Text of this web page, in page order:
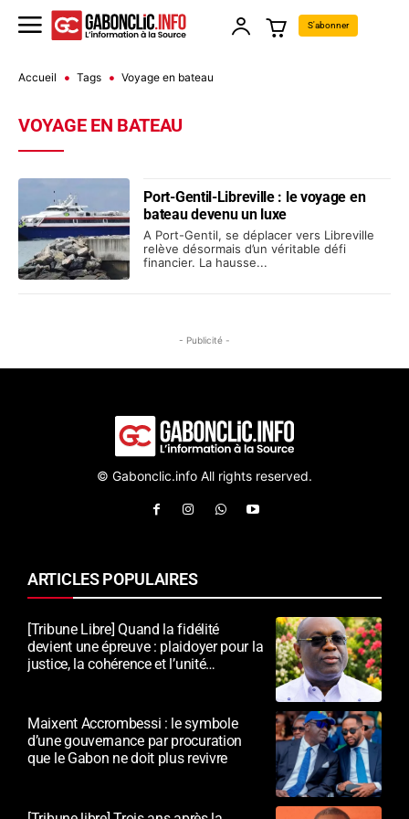
S'abonner
Accueil Tags Voyage en bateau
VOYAGE EN BATEAU
Port-Gentil-Libreville : le voyage en
bateau devenu un luxe
A Port-Gentil, se déplacer vers Libreville
relève désormais d’un véritable défi
financier. La hausse...
- Publicité -
© Gabonclic.info All rights reserved.
ARTICLES POPULAIRES
[Tribune Libre] Quand la fidélité
devient une épreuve : plaidoyer pour la
justice, la cohérence et l’unité
Maixent Accrombessi : le symbole
d’une gouvernance par procuration
que le Gabon ne doit plus revivre